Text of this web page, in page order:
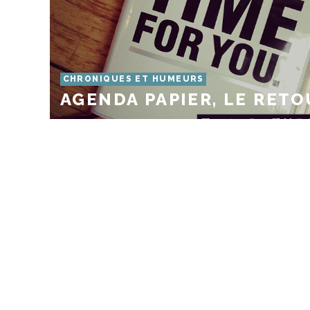
CHRONIQUES ET HUMEURS
AGENDA PAPIER, LE